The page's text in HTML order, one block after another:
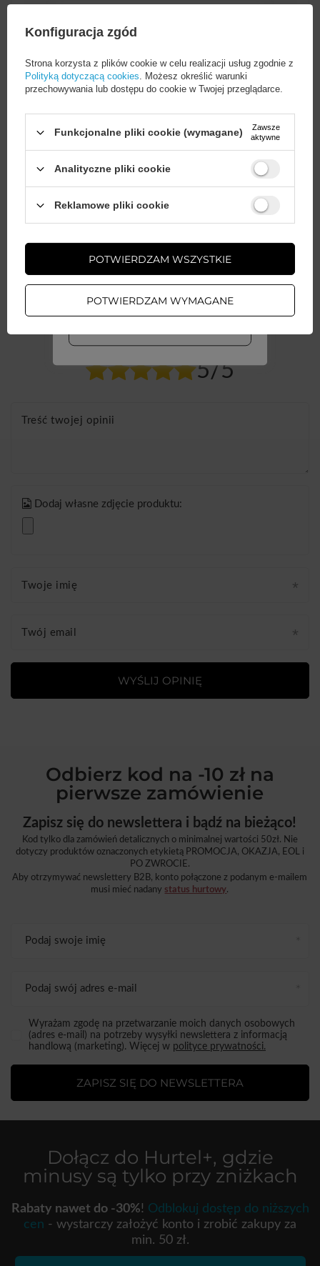
Zadaj pytanie a my odpowiemy
ZADAJ PYTANIE
AKCESORIA GSM
Napisz swoją opinię
Twoja ocena:
5/5
Treść twojej opinii
Dodaj własne zdjęcie produktu:
Twoje imię
Twój email
WYŚLIJ OPINIĘ
Odbierz kod na -10 zł na
pierwsze zamówienie
Zapisz się do newslettera i bądź na bieżąco!
Kod tylko dla zamówień detalicznych o minimalnej wartości 50zł. Nie
dotyczy produktów oznaczonych etykietą PROMOCJA, OKAZJA, EOL i
PO ZWROCIE.
Aby otrzymywać newslettery B2B, konto połączone z podanym e-mailem
musi mieć nadany status hurtowy.
Podaj swoje imię
Podaj swój adres e-mail
Wyrażam zgodę na przetwarzanie moich danych osobowych
(adres e-mail) na potrzeby wysyłki newslettera z informacją
handlową (marketing). Więcej w polityce prywatności.
ZAPISZ SIĘ DO NEWSLETTERA
Dołącz do Hurtel+, gdzie
minusy są tylko przy zniżkach
Rabaty nawet do -30%! Odblokuj dostęp do niższych
cen - wystarczy założyć konto i zrobić zakupy za
min. 50 zł.
Wystarczy założyć konto
odblokować zniżki na kolejne
ZAŁÓŻ KONTO
Konfiguracja zgód
Strona korzysta z plików cookie w celu realizacji usług zgodnie z
Polityką dotyczącą cookies . Możesz określić warunki
przechowywania lub dostępu do cookie w Twojej przeglądarce.
Funkcjonalne pliki cookie (wymagane)
Zawsze
aktywne
Analityczne pliki cookie
Reklamowe pliki cookie
POTWIERDZAM WYMAGANE
POTWIERDZAM WSZYSTKIE